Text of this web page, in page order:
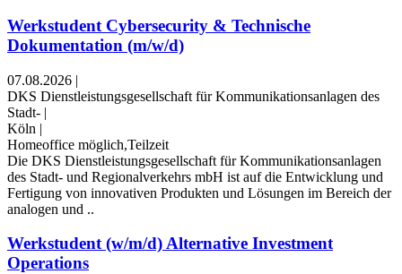
Werkstudent Cybersecurity & Technische
Dokumentation (m/w/d)
07.08.2026 |
DKS Dienstleistungsgesellschaft für Kommunikationsanlagen des
Stadt- |
Köln |
Homeoffice möglich,Teilzeit
Die DKS Dienstleistungsgesellschaft für Kommunikationsanlagen
des Stadt- und Regionalverkehrs mbH ist auf die Entwicklung und
Fertigung von innovativen Produkten und Lösungen im Bereich der
analogen und ..
Werkstudent (w/m/d) Alternative Investment
Operations